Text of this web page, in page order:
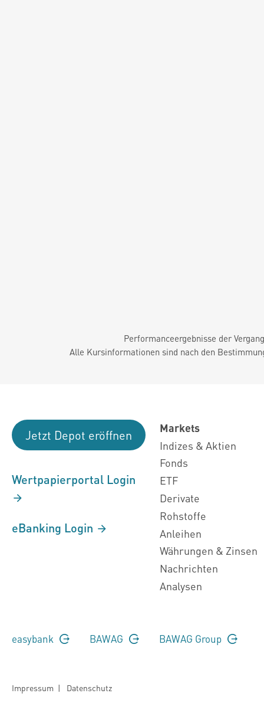
Performanceergebnisse der
Alle Kursinformationen sind nach den
Jetzt Depot eröffnen
Wertpapierportal Login
eBanking Login
Markets
Indizes & Aktien
Fonds
ETF
Derivate
Rohstoffe
Anleihen
Währungen & Zinsen
Nachrichten
Analysen
easybank BAWAG BAWAG Group
Impressum | Datenschutz